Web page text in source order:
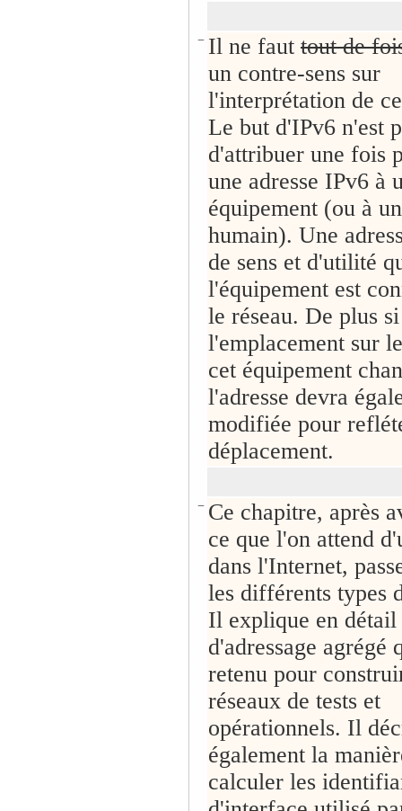
− Il ne faut tout de
un contre-sens sur
l'interprétation de
Le but d'IPv6 n'est
d'attribuer une fois
une adresse IPv6 à
équipement (ou à
humain). Une
de sens et d'utilité
l'équipement est
le réseau. De plus si
l'emplacement sur
cet équipement
l'adresse devra
modifiée pour
déplacement.
− Ce chapitre, après
ce que l'on attend
dans l'Internet,
les différents types
Il explique en
d'adressage agrégé
retenu pour
réseaux de tests et
opérationnels. Il
également la
calculer les